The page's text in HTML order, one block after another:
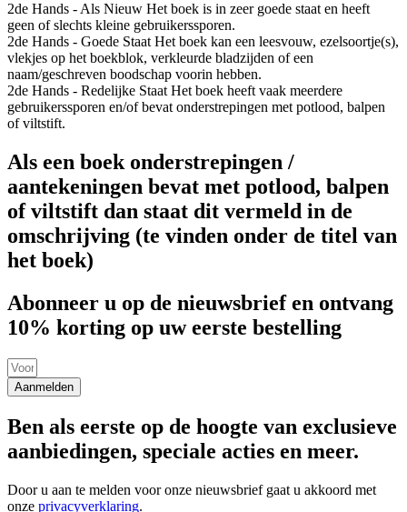
2de Hands - Als Nieuw Het boek is in zeer goede staat en heeft
geen of slechts kleine gebruikerssporen.
2de Hands - Goede Staat Het boek kan een leesvouw, ezelsoortje(s),
vlekjes op het boekblok, verkleurde bladzijden of een
naam/geschreven boodschap voorin hebben.
2de Hands - Redelijke Staat Het boek heeft vaak meerdere
gebruikerssporen en/of bevat onderstrepingen met potlood, balpen
of viltstift.
Als een boek onderstrepingen /
aantekeningen bevat met potlood, balpen
of viltstift dan staat dit vermeld in de
omschrijving (te vinden onder de titel van
het boek)
Abonneer u op de nieuwsbrief en ontvang
10% korting op uw eerste bestelling
Aanmelden
Ben als eerste op de hoogte van exclusieve
aanbiedingen, speciale acties en meer.
Door u aan te melden voor onze nieuwsbrief gaat u akkoord met
onze privacyverklaring.